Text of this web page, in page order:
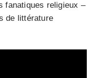
fanatiques religieux –
de littérature